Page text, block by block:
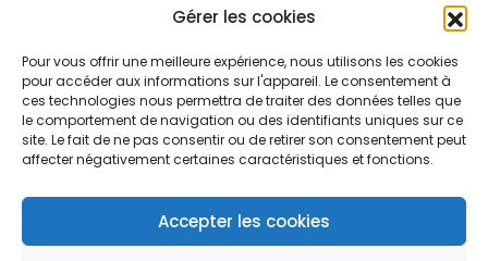
Gérer les cookies
Pour vous offrir une meilleure expérience, nous utilisons les cookies
pour accéder aux informations sur l'appareil. Le consentement à
ces technologies nous permettra de traiter des données telles que
le comportement de navigation ou des identifiants uniques sur ce
site. Le fait de ne pas consentir ou de retirer son consentement peut
affecter négativement certaines caractéristiques et fonctions.
Accepter les cookies
© Azergo 2026 - Tous droits réservés
Protection des données